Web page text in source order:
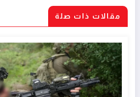
مقالات ذات صلة